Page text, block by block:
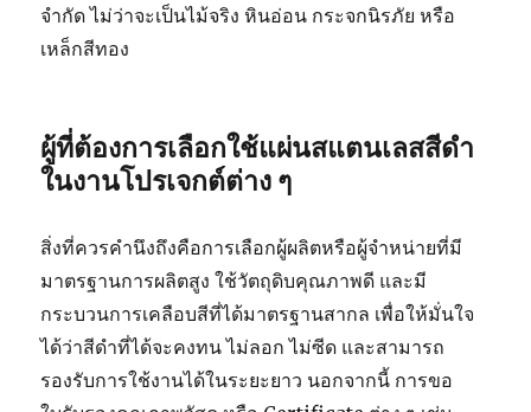
จำกัด ไม่ว่าจะเป็นไม้จริง หินอ่อน กระจกนิรภัย หรือ
เหล็กสีทอง
ผู้ที่ต้องการเลือกใช้แผ่นสแตนเลสสีดำ
ในงานโปรเจกต์ต่าง ๆ
สิ่งที่ควรคำนึงถึงคือการเลือกผู้ผลิตหรือผู้จำหน่ายที่มี
มาตรฐานการผลิตสูง ใช้วัตถุดิบคุณภาพดี และมี
กระบวนการเคลือบสีที่ได้มาตรฐานสากล เพื่อให้มั่นใจ
ได้ว่าสีดำที่ได้จะคงทน ไม่ลอก ไม่ซีด และสามารถ
รองรับการใช้งานได้ในระยะยาว นอกจากนี้ การขอ